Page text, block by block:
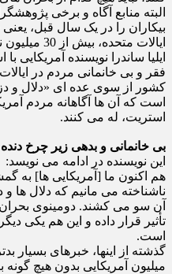
البته منابع آگاه و برخی
بیکاران را در یک سال قبل،
ایالات متحده، بیش از 30 میلیون نفر اعلام کرده بودند.
ایلیا ساندرا نویسنده
فقر و بی خانمانی مردم در
کشور از سوی عده ای «دلال و
است که آن ها آگاهانه مردم
استریت، له می کنند.
بی خانمانی و بدهی زیر چرخ
این نویسنده در ادامه می نویسد:
هم اکنون ما [آمریکایی ها] به
ناشناخته می مانیم که دلال ها
آن سو می کشند. دومینوی بحران
تأثیر قرار داده و این هم یکی
است.
میلیون آمریکایی بدون هیچ گونه